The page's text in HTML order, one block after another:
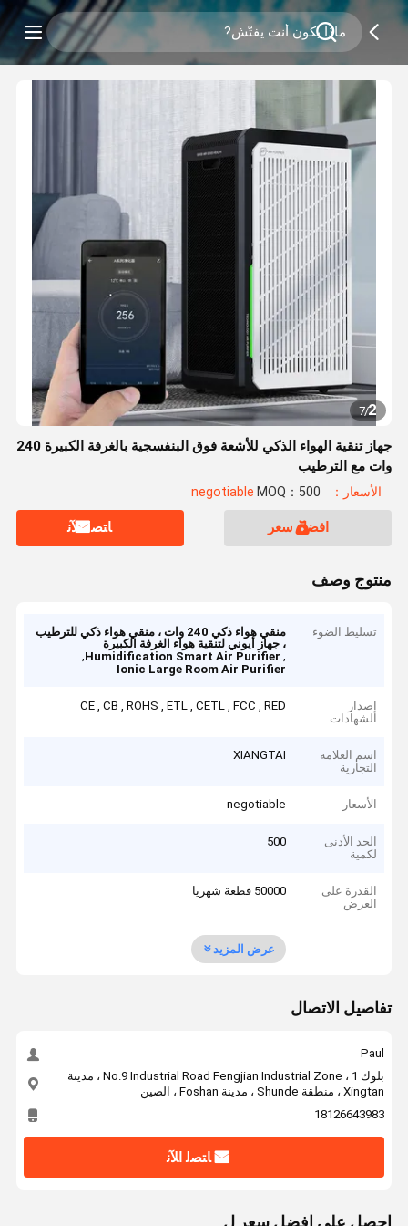
2
/
7
جهاز تنقية الهواء الذكي للأشعة فوق البنفسجية بالغرفة الكبيرة 240
وات مع الترطيب
الأسعار：negotiable MOQ：500
افضل سعر ﺎﺘﺼﻟ ﺍﻶﻧ
منتوج وصف
تسليط الضوء
منقي هواء ذكي 240 وات ، منقي هواء ذكي للترطيب
، جهاز أيوني لتنقية هواء الغرفة الكبيرة
,
Humidification Smart Air Purifier
,
Ionic Large Room Air Purifier
إصدار
الشهادات
CE , CB , ROHS , ETL , CETL , FCC , RED
اسم العلامة
التجارية
XIANGTAI
الأسعار negotiable
الحد الأدنى
لكمية
500
القدرة على
العرض
50000 قطعة شهريا
عرض المزيد
تفاصيل الاتصال
Paul
بلوك 1 ، No.9 Industrial Road Fengjian Industrial Zone ، مدينة
Xingtan ، منطقة Shunde ، مدينة Foshan ، الصين
18126643983
ﺎﺘﺼﻟ ﺍﻶﻧ